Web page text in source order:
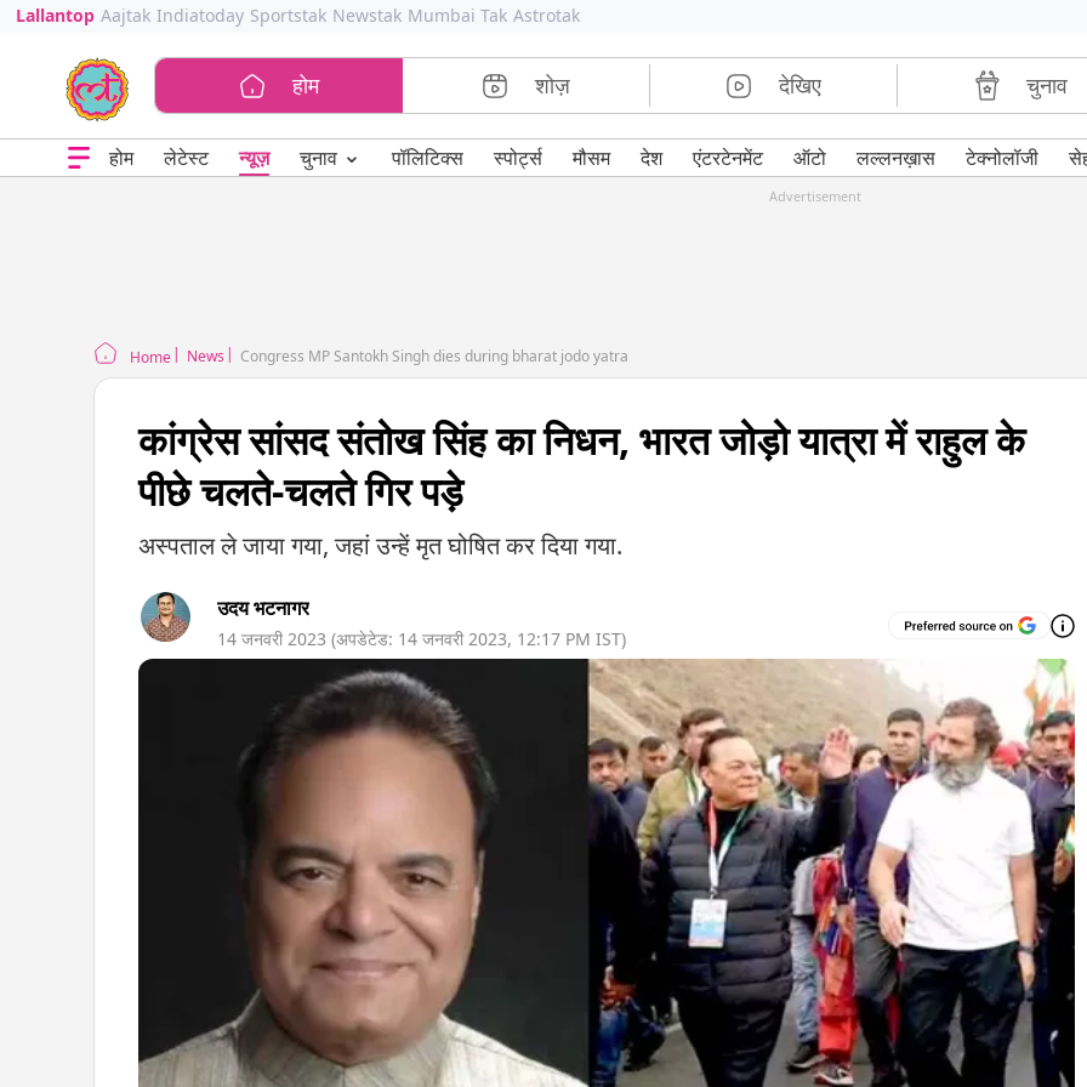
Lallantop Aajtak Indiatoday Sportstak Newstak Mumbai Tak Astrotak
होम शोज़ देखिए चुनाव
होम लेटेस्ट न्यूज़ चुनाव ⌄ पॉलिटिक्स स्पोर्ट्स मौसम देश एंटरटेनमेंट ऑटो लल्लनख़ास टेक्नोलॉजी
Advertisement
Home News Congress MP Santokh Singh dies during bharat jodo yatra
कांग्रेस सांसद संतोख सिंह का निधन, भारत जोड़ो यात्रा में राहुल के
पीछे चलते-चलते गिर पड़े
अस्पताल ले जाया गया, जहां उन्हें मृत घोषित कर दिया गया.
उदय भटनागर
14 जनवरी 2023 (अपडेटेड: 14 जनवरी 2023, 12:17 PM IST)